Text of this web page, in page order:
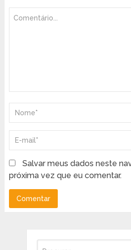
Salvar meus dados neste
próxima vez que eu comentar.